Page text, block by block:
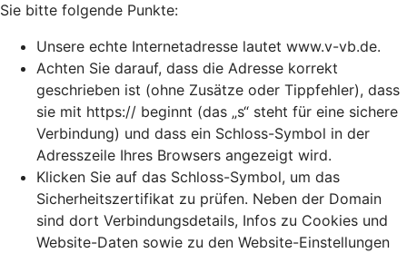
Sie bitte folgende Punkte:
Unsere echte Internetadresse lautet www.v-vb.de.
Achten Sie darauf, dass die Adresse korrekt
geschrieben ist (ohne Zusätze oder Tippfehler), dass
sie mit https:// beginnt (das „s“ steht für eine sichere
Verbindung) und dass ein Schloss-Symbol in der
Adresszeile Ihres Browsers angezeigt wird.
Klicken Sie auf das Schloss-Symbol, um das
Sicherheitszertifikat zu prüfen. Neben der Domain
sind dort Verbindungsdetails, Infos zu Cookies und
Website-Daten sowie zu den Website-Einstellungen